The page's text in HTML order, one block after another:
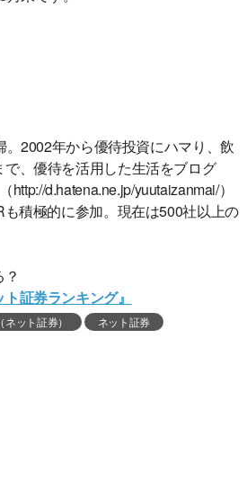
2002年から優待投資にハマり、飲
、優待を活用した生活をブログ
d.hatena.ne.jp/yuutaizanmai/）
積極的に参加。現在は500社以上の
証券ランキング』
ネット証券） ネット証券